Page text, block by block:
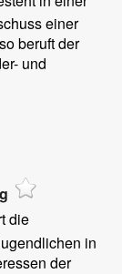
einer
beruft der
und
die
in
der